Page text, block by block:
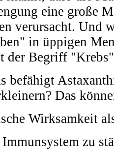
eine große
verursacht. Und
in üppigen
der Begriff
befähigt
Das
Wirksamkeit
zu